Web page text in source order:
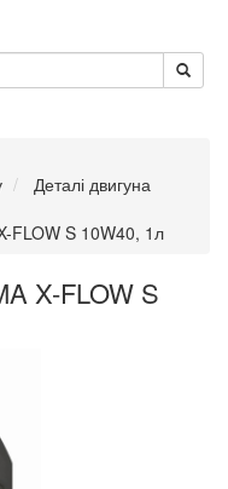
Деталі двигуна
FLOW S 10W40, 1л
X-FLOW S